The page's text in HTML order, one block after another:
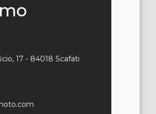
17 - 84018 Scafati